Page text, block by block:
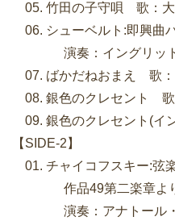
05. 竹田の子守唄 歌：大
06. シューベルト:即興曲
演奏：イングリット
07. ばかだねおまえ 歌：
08. 銀色のクレセント 歌
09. 銀色のクレセント(イ
【SIDE-2】
01. チャイコフスキー:弦
作品49第二楽章よ
演奏：アナトール・フ